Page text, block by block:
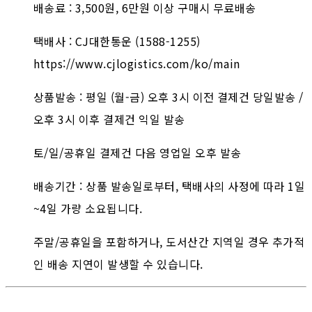
배송료 : 3,500원, 6만원 이상 구매시 무료배송
택배사 : CJ대한통운 (1588-1255)
https://www.cjlogistics.com/ko/main
상품발송 : 평일 (월-금) 오후 3시 이전 결제건 당일발송 /
오후 3시 이후 결제건 익일 발송
토/일/공휴일 결제건 다음 영업일 오후 발송
배송기간 : 상품 발송일로부터, 택배사의 사정에 따라 1일
~4일 가량 소요됩니다.
주말/공휴일을 포함하거나, 도서산간 지역일 경우 추가적
인 배송 지연이 발생할 수 있습니다.